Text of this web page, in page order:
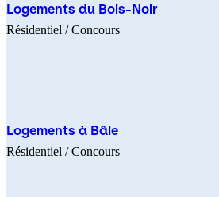
Logements du Bois-Noir
Résidentiel / Concours
Logements à Bâle
Résidentiel / Concours